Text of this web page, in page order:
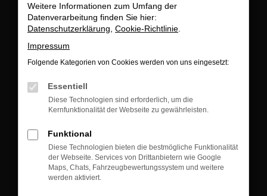
Öffnungszeiten:
Montag bis Freitag:
Postadresse:
Kontakt:
Tel.: +49 3745 760 90 20
Fax: +49 3745 760 90 21
Weitere Informationen zum Umfang der
Datenverarbeitung finden Sie hier:
Datenschutzerklärung Cookie-Richtlinie
Impressum
Folgende Kategorien von Cookies werden von uns eingesetzt:
Essentiell
Diese Technologien sind erforderlich, um die
Kernfunktionalität der Webseite zu gewährleisten.
Funktional
Diese Technologien bieten die bestmögliche Funktionalität
der Webseite. Services von Drittanbietern wie Google
Maps, Chats, Fahrzeugbewertungssystem und weitere
werden aktiviert.